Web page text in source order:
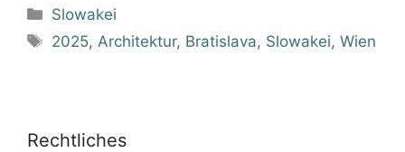
Kategorien
Slowakei
Schlagwörter
2025, Architektur, Bratislava, Slowakei,Wien
Rechtliches